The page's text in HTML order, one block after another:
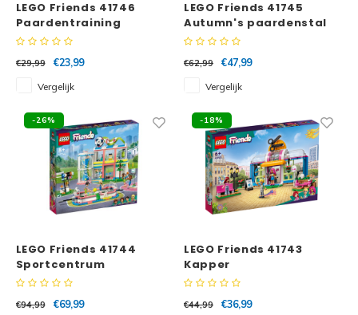
LEGO Friends 41746
Paardentraining
€29,99
€23,99
Vergelijk
LEGO Friends 41745
Autumn's paardenstal
€62,99
€47,99
Vergelijk
-26%
LEGO Friends 41744
Sportcentrum
€94,99
€69,99
-18%
LEGO Friends 41743
Kapper
€44,99
€36,99